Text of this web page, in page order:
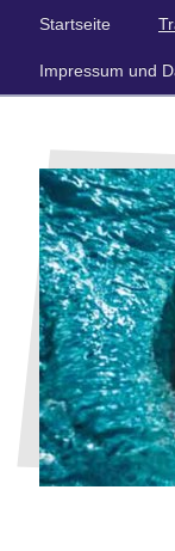
Startseite
Impressum und